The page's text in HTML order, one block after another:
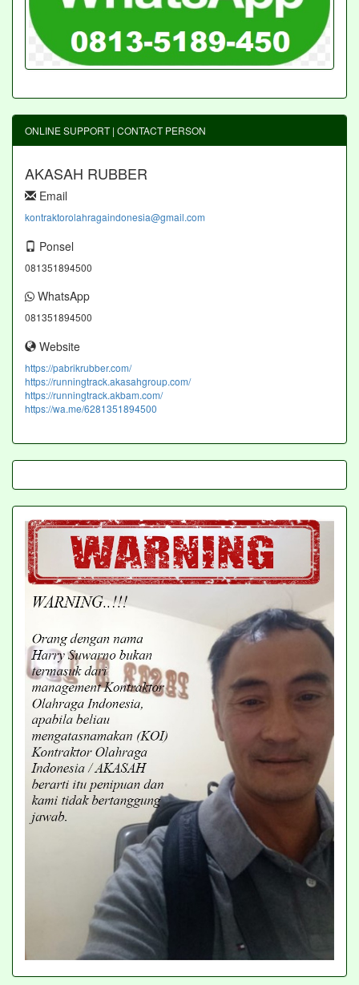
ONLINE SUPPORT | CONTACT PERSON
AKASAH RUBBER
Email
kontraktorolahragaindonesia@gmail.com
Ponsel
081351894500
WhatsApp
081351894500
Website
https://pabrikrubber.com/
https://runningtrack.akasahgroup.com/
https://runningtrack.akbam.com/
https://wa.me/6281351894500